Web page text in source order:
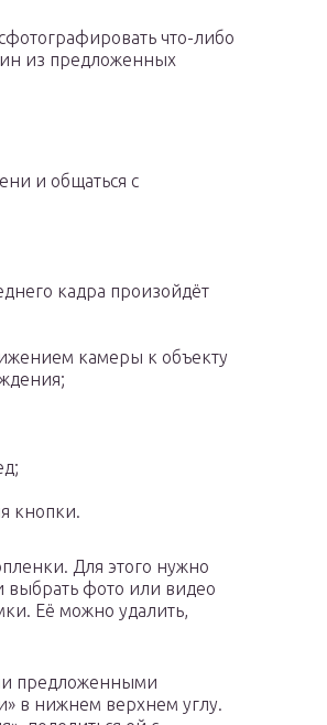
что-либо
из предложенных
и общаться с
кадра произойдёт
камеры к объекту
кнопки.
Для этого нужно
выбрать фото или видео
Её можно удалить,
предложенными
в нижнем верхнем углу.